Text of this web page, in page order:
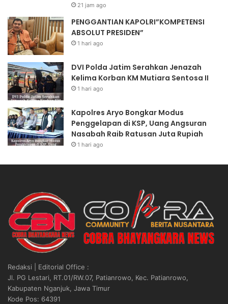
21 jam ago
PENGGANTIAN KAPOLRI”KOMPETENSI
ABSOLUT PRESIDEN”
1 hari ago
DVI Polda Jatim Serahkan Jenazah
Kelima Korban KM Mutiara Sentosa II
1 hari ago
Kapolres Aryo Bongkar Modus
Penggelapan di KSP, Uang Angsuran
Nasabah Raib Ratusan Juta Rupiah
1 hari ago
Redaksi | Editorial Office :
Jl. PG Lestari, RT.01/RW.07, Patianrowo, Kec. Patianrowo,
Kabupaten Nganjuk, Jawa Timur
Kode Pos: 64391